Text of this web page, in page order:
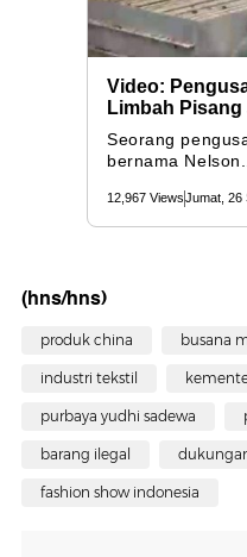
(hns/hns)
produk china busana
industri tekstil
purbaya yudhi sadewa
barang ilegal
fashion show indonesia